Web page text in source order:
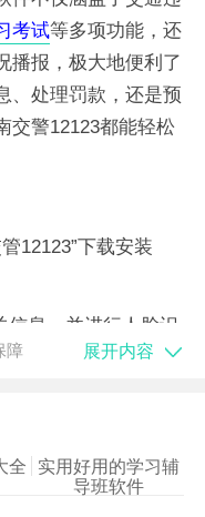
考试等多项功能，还
播报，极大地便利了
、处理罚款，还是预
交警12123都能轻松
12123”下载安装
信息，并进行人脸识
需要办理的业务类
障 展开内容
全
实用好用的学习辅
导班软件